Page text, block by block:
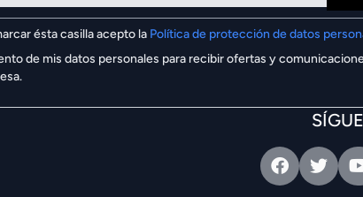
ésta casilla acepto la Política de protección de datos
de mis datos personales para recibir ofertas y
FacebookTwitter